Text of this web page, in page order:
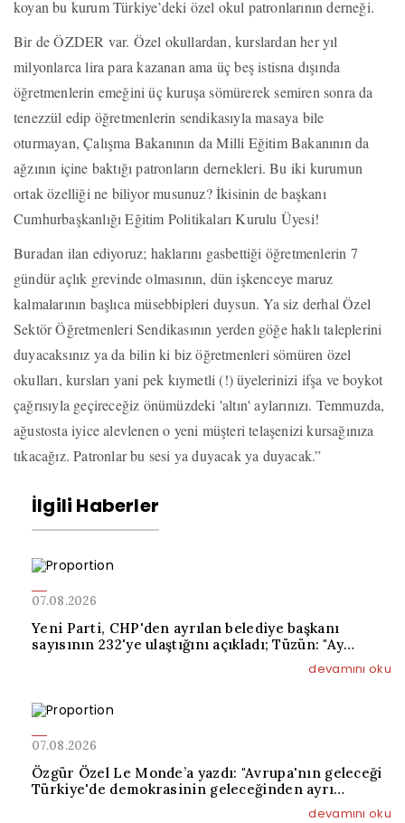
koyan bu kurum Türkiye’deki özel okul patronlarının derneği.
Bir de ÖZDER var. Özel okullardan, kurslardan her yıl
milyonlarca lira para kazanan ama üç beş istisna dışında
öğretmenlerin emeğini üç kuruşa sömürerek semiren sonra da
tenezzül edip öğretmenlerin sendikasıyla masaya bile
oturmayan, Çalışma Bakanının da Milli Eğitim Bakanının da
ağzının içine baktığı patronların dernekleri. Bu iki kurumun
ortak özelliği ne biliyor musunuz? İkisinin de başkanı
Cumhurbaşkanlığı Eğitim Politikaları Kurulu Üyesi!
Buradan ilan ediyoruz; haklarını gasbettiği öğretmenlerin 7
gündür açlık grevinde olmasının, dün işkenceye maruz
kalmalarının başlıca müsebbipleri duysun. Ya siz derhal Özel
Sektör Öğretmenleri Sendikasının yerden göğe haklı taleplerini
duyacaksınız ya da bilin ki biz öğretmenleri sömüren özel
okulları, kursları yani pek kıymetli (!) üyelerinizi ifşa ve boykot
çağrısıyla geçireceğiz önümüzdeki 'altın' aylarınızı. Temmuzda,
ağustosta iyice alevlenen o yeni müşteri telaşenizi kursağınıza
tıkacağız. Patronlar bu sesi ya duyacak ya duyacak.”
İlgili Haberler
07.08.2026
Yeni Parti, CHP'den ayrılan belediye başkanı
sayısının 232'ye ulaştığını açıkladı; Tüzün: "Ay
devamını oku
07.08.2026
Özgür Özel Le Monde’a yazdı: "Avrupa'nın geleceği
Türkiye'de demokrasinin geleceğinden ayrı
devamını oku